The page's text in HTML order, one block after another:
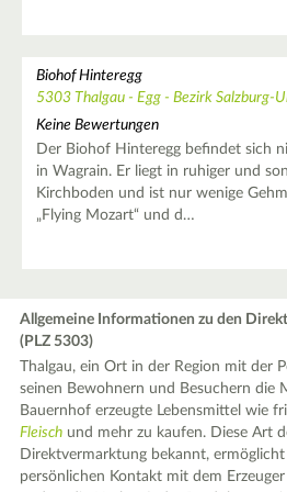
Biohof Hinteregg
5303 Thalgau - Egg - Bezirk Salzburg-
Keine Bewertungen
Der Biohof Hinteregg befindet sich
in Wagrain. Er liegt in ruhiger und
Kirchboden und ist nur wenige
„Flying Mozart“ und d…
Allgemeine Informationen zu den
(PLZ 5303)
Thalgau, ein Ort in der Region mit der
seinen Bewohnern und Besuchern die
Bauernhof erzeugte Lebensmittel wie
Fleisch und mehr zu kaufen. Diese Art
Direktvermarktung bekannt,
persönlichen Kontakt mit dem